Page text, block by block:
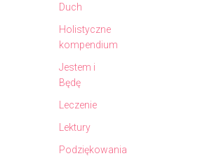
Duch
Holistyczne
kompendium
Jestem i
Będę
Leczenie
Lektury
Podziękowania